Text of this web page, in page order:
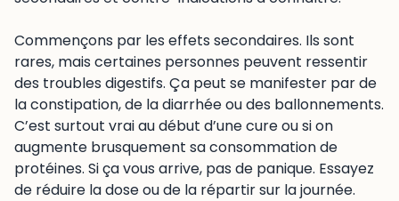
Commençons par les effets secondaires. Ils sont
rares, mais certaines personnes peuvent ressentir
des troubles digestifs. Ça peut se manifester par de
la constipation, de la diarrhée ou des ballonnements.
C’est surtout vrai au début d’une cure ou si on
augmente brusquement sa consommation de
protéines. Si ça vous arrive, pas de panique. Essayez
de réduire la dose ou de la répartir sur la journée.